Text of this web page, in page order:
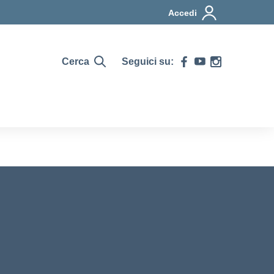
Accedi
Cerca Seguici su: